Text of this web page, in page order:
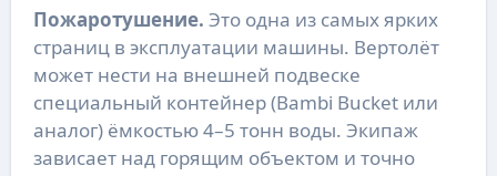
Пожаротушение. Это одна из самых ярких
страниц в эксплуатации машины. Вертолёт
может нести на внешней подвеске
специальный контейнер (Bambi Bucket или
аналог) ёмкостью 4–5 тонн воды. Экипаж
зависает над горящим объектом и точно